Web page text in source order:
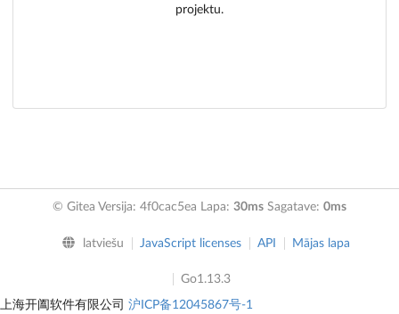
projektu.
© Gitea Versija: 4f0cac5ea Lapa: 30ms Sagatave: 0ms
latviešu JavaScript licenses API Mājas lapa
Go1.13.3
上海开阖软件有限公司 沪ICP备12045867号-1